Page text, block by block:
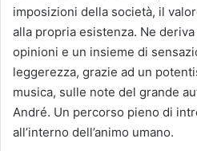
imposizioni della società, il
alla propria esistenza. Ne
opinioni e un insieme di
leggerezza, grazie ad un
musica, sulle note del grande
André. Un percorso pieno di
all’interno dell’animo umano.